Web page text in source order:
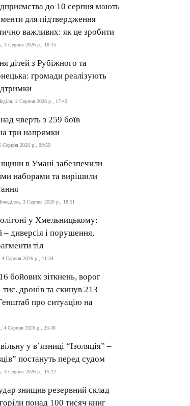
до 10 серпня мають
для підтвердження
важливих: як це зробити
3 Серпня 2026 р., 18:15
дітей з Рубіжного та
громади реалізують
2 Серпня 2026 р., 17:42
чверть з 259 боїв
три напрямки
Серпня 2026 р., 09:59
в Умані забезпечили
наборами та вирішили
3 Серпня 2026 р., 18:51
у Хмельницькому:
– диверсія і порушення,
тіл
4 Серпня 2026 р., 11:34
бойових зіткнень, ворог
тис. дронів та скинув 213
про ситуацію на
4 Серпня 2026 р., 23:48
у в’язниці “Ізоляція” –
постануть перед судом
3 Серпня 2026 р., 15:12
знищив резервний склад
понад 100 тисяч книг